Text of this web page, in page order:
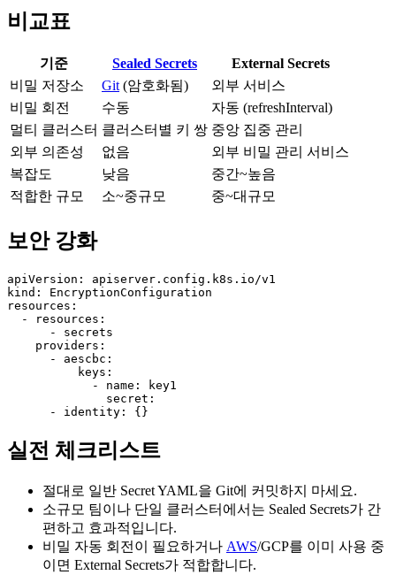
비교표
기준 Sealed Secrets
External Secrets
비밀 저장소
Git(암호화됨)
외부 서비스
비밀 회전
수동
자동 (refreshInterval)
멀티 클러스터 클러스터별 키 쌍 중앙 집중 관리
외부 의존성
없음
외부 비밀 관리 서비스
복잡도
낮음
중간~높음
적합한 규모
소~중규모 중~대규모
보안 강화
apiVersion: apiserver.config.k8s.io/v1
kind: EncryptionConfiguration
resources:
  - resources:
      - secrets
    providers:
      - aescbc:
          keys:
            - name: key1
              secret:
      - identity: {}
실전 체크리스트
절대로 일반 Secret YAML을 Git에 커밋하지 마세요.
소규모 팀이나 단일 클러스터에서는 Sealed Secrets가 간
편하고 효과적입니다.
비밀 자동 회전이 필요하거나 AWS/GCP를 이미 사용 중
이면 External Secrets가 적합합니다.